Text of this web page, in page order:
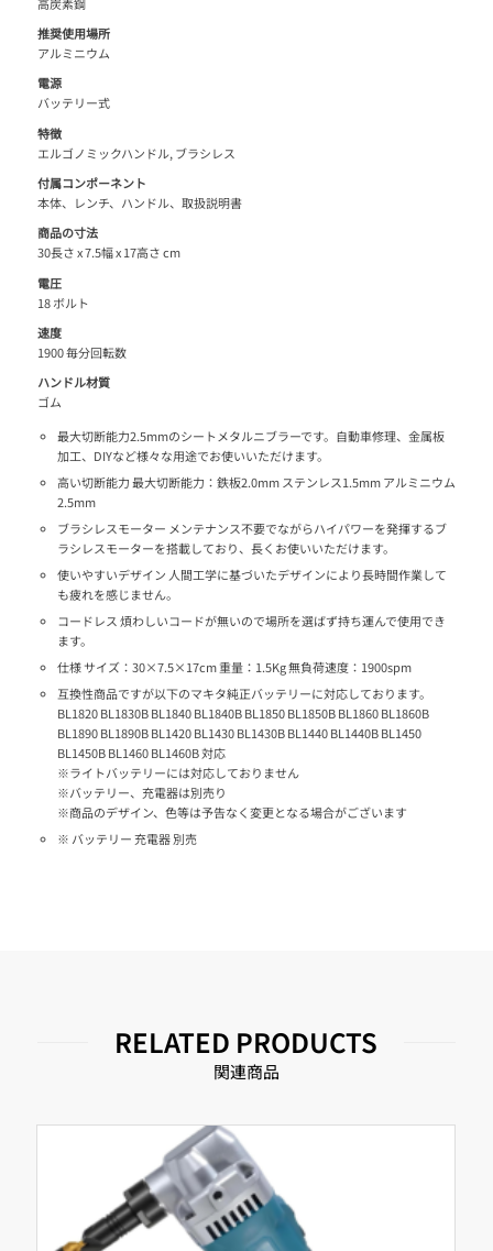
推奨使用場所
アルミニウム
電源
バッテリー式
特徴
エルゴノミックハンドル, ブラシレス
付属コンポーネント
本体、レンチ、ハンドル、取扱説明書
商品の寸法
30長さ x 7.5幅 x 17高さ cm
電圧
18 ボルト
速度
1900 毎分回転数
ハンドル材質
ゴム
最大切断能力2.5mmのシートメタルニブラーです。自動車修理、金属板
加工、DIYなど様々な用途でお使いいただけます。
高い切断能力 最大切断能力：鉄板2.0mm ステンレス1.5mm アルミニウム
2.5mm
ブラシレスモーター メンテナンス不要でながらハイパワーを発揮するブ
ラシレスモーターを搭載しており、長くお使いいただけます。
使いやすいデザイン 人間工学に基づいたデザインにより長時間作業して
も疲れを感じません。
コードレス 煩わしいコードが無いので場所を選ばず持ち運んで使用でき
ます。
仕様 サイズ：30×7.5×17cm 重量：1.5Kg 無負荷速度：1900spm
互換性商品ですが以下のマキタ純正バッテリーに対応しております。
BL1820 BL1830B BL1840 BL1840B BL1850 BL1850B BL1860 BL1860B
BL1890 BL1890B BL1420 BL1430 BL1430B BL1440 BL1440B BL1450
BL1450B BL1460 BL1460B 対応
※ライトバッテリーには対応しておりません
※バッテリー、充電器は別売り
※商品のデザイン、色等は予告なく変更となる場合がございます
※ バッテリー 充電器 別売
RELATED PRODUCTS
関連商品